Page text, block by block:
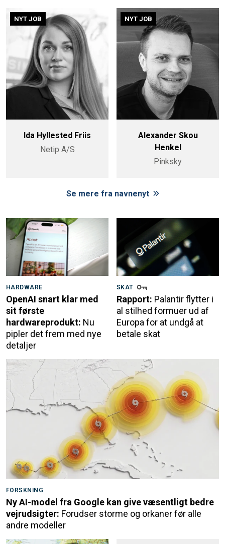
NYT JOB
Ida Hyllested Friis
Netip A/S
NYT JOB
Alexander Skou
Henkel
Pinksky
Se mere fra navnenyt
HARDWARE
OpenAI snart klar med
sit første
hardwareprodukt: Nu
pipler det frem med nye
detaljer
SKAT
Rapport: Palantir flytter i
al stilhed formuer ud af
Europa for at undgå at
betale skat
FORSKNING
Ny AI-model fra Google kan give væsentligt bedre
vejrudsigter: Forudser storme og orkaner før alle
andre modeller